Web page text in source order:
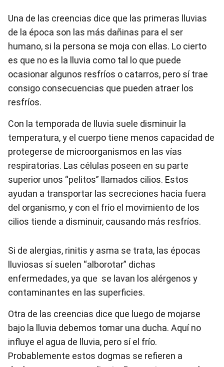
Una de las creencias dice que las primeras lluvias
de la época son las más dañinas para el ser
humano, si la persona se moja con ellas. Lo cierto
es que no es la lluvia como tal lo que puede
ocasionar algunos resfríos o catarros, pero sí trae
consigo consecuencias que pueden atraer los
resfríos.
Con la temporada de lluvia suele disminuir la
temperatura, y el cuerpo tiene menos capacidad de
protegerse de microorganismos en las vías
respiratorias. Las células poseen en su parte
superior unos “pelitos” llamados cilios. Estos
ayudan a transportar las secreciones hacia fuera
del organismo, y con el frío el movimiento de los
cilios tiende a disminuir, causando más resfríos.
Si de alergias, rinitis y asma se trata, las épocas
lluviosas sí suelen “alborotar” dichas
enfermedades, ya que se lavan los alérgenos y
contaminantes en las superficies.
Otra de las creencias dice que luego de mojarse
bajo la lluvia debemos tomar una ducha. Aquí no
influye el agua de lluvia, pero sí el frío.
Probablemente estos dogmas se refieren a